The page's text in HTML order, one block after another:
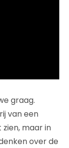
graag.
van een
maar in
over de